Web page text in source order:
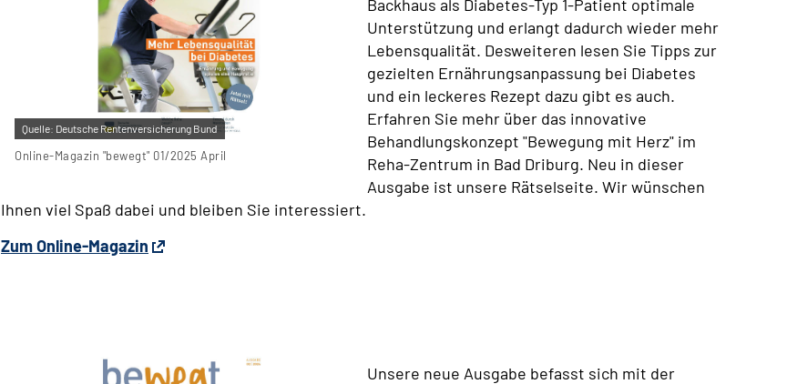
Quelle: Deutsche Rentenversicherung Bund
Online-Magazin "bewegt" 01/2025 April
Backhaus als Diabetes-Typ 1-Patient optimale
Unterstützung und erlangt dadurch wieder mehr
Lebensqualität. Desweiteren lesen Sie Tipps zur
gezielten Ernährungsanpassung bei Diabetes
und ein leckeres Rezept dazu gibt es auch.
Erfahren Sie mehr über das innovative
Behandlungskonzept "Bewegung mit Herz" im
Reha-Zentrum in Bad Driburg. Neu in dieser
Ausgabe ist unsere Rätselseite. Wir wünschen
Ihnen viel Spaß dabei und bleiben Sie interessiert.
Zum Online-Magazin
Unsere neue Ausgabe befasst sich mit der